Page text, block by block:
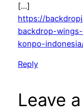
[…]
https://
backdrop-
konpo-
Reply
Leave